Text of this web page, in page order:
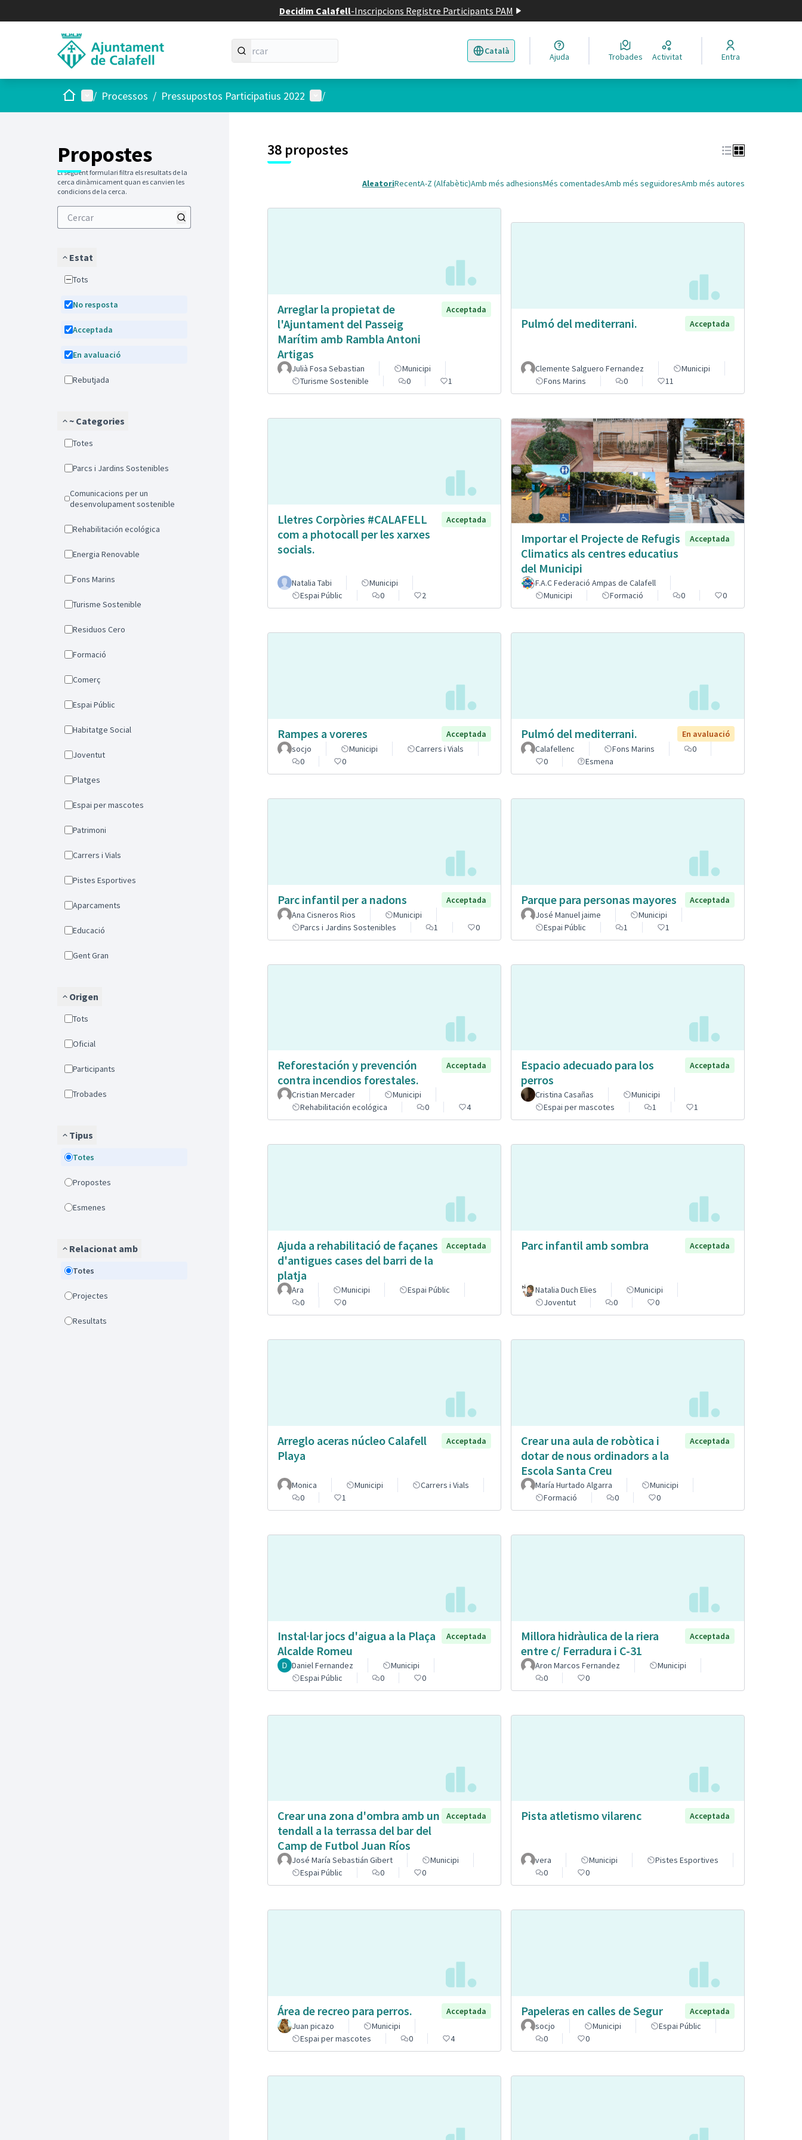
Decidim Calafell-Inscripcions Registre Participants PAM
Català
Triar la llengua Elegir el idioma
Ajuda Trobades Activitat Entra
Inici Menú principal
/ Processos / Pressupostos Participatius 2022 Menú d'usuari
/
Propostes
El següent formulari filtra els resultats de la
cerca dinàmicament quan es canvien les
condicions de la cerca.
Estat
Tots
No resposta
Acceptada
En avaluació
Rebutjada
~ Categories
Totes
Parcs i Jardins Sostenibles
Comunicacions per un
desenvolupament sostenible
Rehabilitación ecológica
Energia Renovable
Fons Marins
Turisme Sostenible
Residuos Cero
Formació
Comerç
Espai Públic
Habitatge Social
Joventut
Platges
Espai per mascotes
Patrimoni
Carrers i Vials
Pistes Esportives
Aparcaments
Educació
Gent Gran
Origen
Tots
Oficial
Participants
Trobades
Tipus
Totes
Propostes
Esmenes
Relacionat amb
Totes
Projectes
Resultats
38 propostes
AleatoriRecentA-Z (Alfabètic)Amb més adhesionsMés comentadesAmb més seguidoresAmb més autores
Arreglar la propietat de
l'Ajuntament del Passeig
Marítim amb Rambla Antoni
Artigas
Acceptada
Julià Fosa Sebastian
Municipi
Turisme Sostenible
0 1
Pulmó del mediterrani. Acceptada
Clemente Salguero Fernandez
Municipi
Fons Marins
0 11
Lletres Corpòries #CALAFELL
com a photocall per les xarxes
socials.
Acceptada
Natalia Tabi
Municipi
Espai Públic
0 2
Importar el Projecte de Refugis
Climatics als centres educatius
del Municipi
Acceptada
F.A.C Federació Ampas de Calafell
Municipi
Formació 0 0
Rampes a voreres
Acceptada
socjo
Municipi
Carrers i Vials
0
0
Pulmó del mediterrani.
En avaluació
Calafellenc
Fons Marins
0
0
Esmena
Parc infantil per a nadons
Acceptada
Ana Cisneros Rios
Municipi
Parcs i Jardins Sostenibles
1 0
Parque para personas mayores
Acceptada
José Manuel jaime
Municipi
Espai Públic
1 1
Reforestación y prevención
contra incendios forestales.
Acceptada
Cristian Mercader
Municipi
Rehabilitación ecológica
0 4
Espacio adecuado para los
perros
Acceptada
Cristina Casañas
Municipi
Espai per mascotes
1 1
Ajuda a rehabilitació de façanes
d'antigues cases del barri de la
platja
Acceptada
Ara Municipi
Espai Públic
0
0
Parc infantil amb sombra Acceptada
Natalia Duch Elies
Municipi
Joventut
0 0
Arreglo aceras núcleo Calafell
Playa
Acceptada
Monica Municipi
Carrers i Vials
0
1
Crear una aula de robòtica i
dotar de nous ordinadors a la
Escola Santa Creu
Acceptada
María Hurtado Algarra
Municipi
Formació
0 0
Instal·lar jocs d'aigua a la Plaça
Alcalde Romeu
Acceptada
Daniel Fernandez
Municipi
Espai Públic
0 0
Millora hidràulica de la riera
entre c/ Ferradura i C-31
Acceptada
Aron Marcos Fernandez
Municipi
0
0
Crear una zona d'ombra amb un
tendall a la terrassa del bar del
Camp de Futbol Juan Ríos
Acceptada
José María Sebastián Gibert
Municipi
Espai Públic
0 0
Pista atletismo vilarenc Acceptada
vera Municipi
Pistes Esportives
0
0
Área de recreo para perros.
Acceptada
Juan picazo
Municipi
Espai per mascotes
0 4
Papeleras en calles de Segur
Acceptada
socjo
Municipi
Espai Públic
0
0